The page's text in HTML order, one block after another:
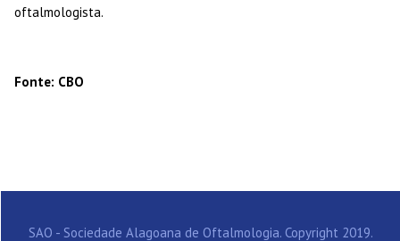
oftalmologista.
Fonte: CBO
SAO - Sociedade Alagoana de Oftalmologia. Copyright 2019.